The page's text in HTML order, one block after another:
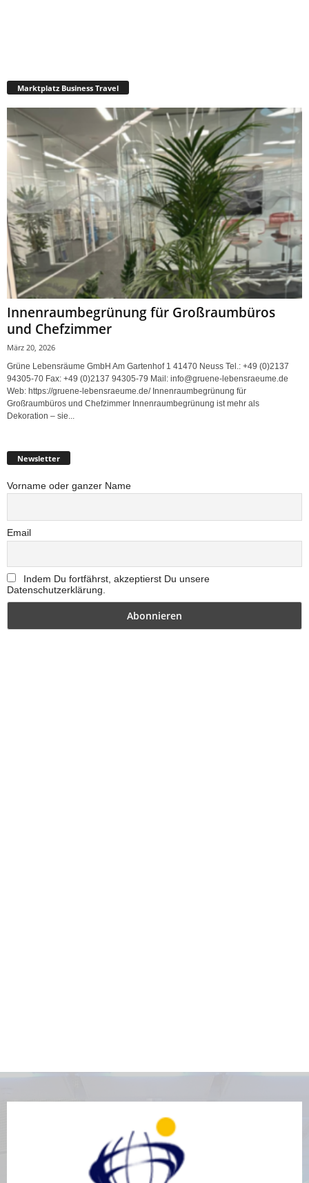
Marktplatz Business Travel
Innenraumbegrünung für Großraumbüros
und Chefzimmer
März 20, 2026
Grüne Lebensräume GmbH Am Gartenhof 1 41470 Neuss Tel.: +49 (0)2137
94305-70 Fax: +49 (0)2137 94305-79 Mail: info@gruene-lebensraeume.de
Web: https://gruene-lebensraeume.de/ Innenraumbegrünung für
Großraumbüros und Chefzimmer Innenraumbegrünung ist mehr als
Dekoration – sie...
Newsletter
Vorname oder ganzer Name
Email
Indem Du fortfährst, akzeptierst Du unsere
Datenschutzerklärung.